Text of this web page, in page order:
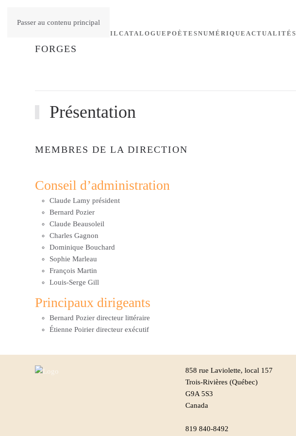
Passer au contenu principal
ACCUEIL CATALOGUE POÈTESNUMÉRIQUE ACTUALITÉS
Présentation
MEMBRES DE LA DIRECTION
Conseil d’administration
Claude Lamy président
Bernard Pozier
Claude Beausoleil
Charles Gagnon
Dominique Bouchard
Sophie Marleau
François Martin
Louis-Serge Gill
Principaux dirigeants
Bernard Pozier directeur littéraire
Étienne Poirier directeur exécutif
858 rue Laviolette, local 157
Trois-Rivières (Québec)
G9A 5S3
Canada
819 840-8492